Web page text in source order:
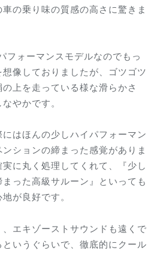
の乗り味の質感の高さに驚きま
フォーマンスモデルなのでもっ
像しておりましたが、ゴツゴツ
上を走っている様な滑らかさ
やかです。
はほんの少しハイパフォーマン
ションの締まった感覚がありま
に丸く処理してくれて、『少し
った高級サルーン』といっても
が良好です。
エキゾーストサウンドも遠くで
いうぐらいで、徹底的にクール